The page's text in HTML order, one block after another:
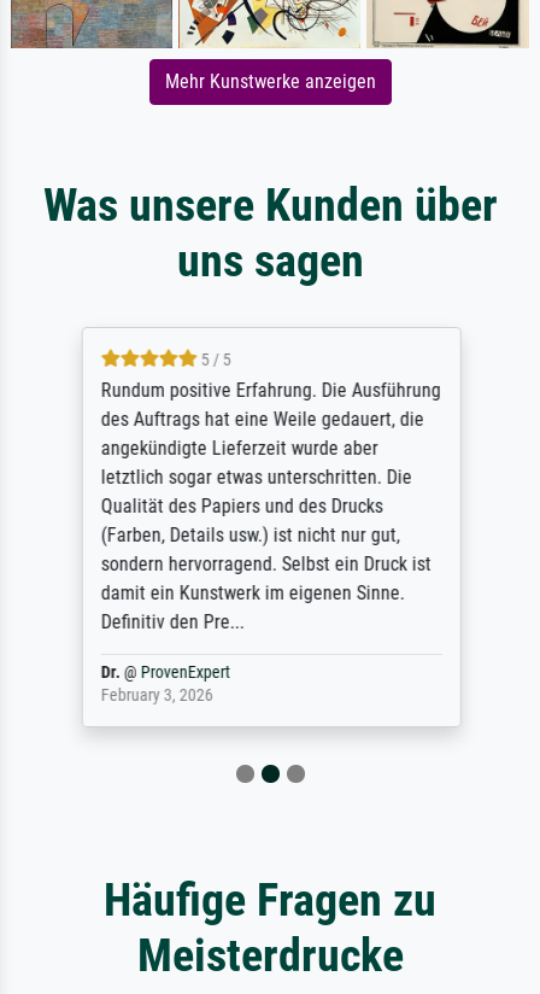
Mehr Kunstwerke anzeigen
Was unsere Kunden über
uns sagen
5 / 5
Rundum positive Erfahrung. Die Ausführung
des Auftrags hat eine Weile gedauert, die
angekündigte Lieferzeit wurde aber
letztlich sogar etwas unterschritten. Die
Qualität des Papiers und des Drucks
(Farben, Details usw.) ist nicht nur gut,
sondern hervorragend. Selbst ein Druck ist
damit ein Kunstwerk im eigenen Sinne.
Definitiv den Pre...
Dr.@ ProvenExpert
February 3, 2026
Häufige Fragen zu
Meisterdrucke